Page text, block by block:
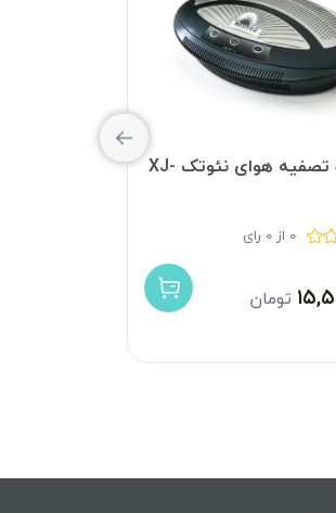
دستگاه تصفیه هوای نئوتک XJ-
0 از 0 رای
تومان